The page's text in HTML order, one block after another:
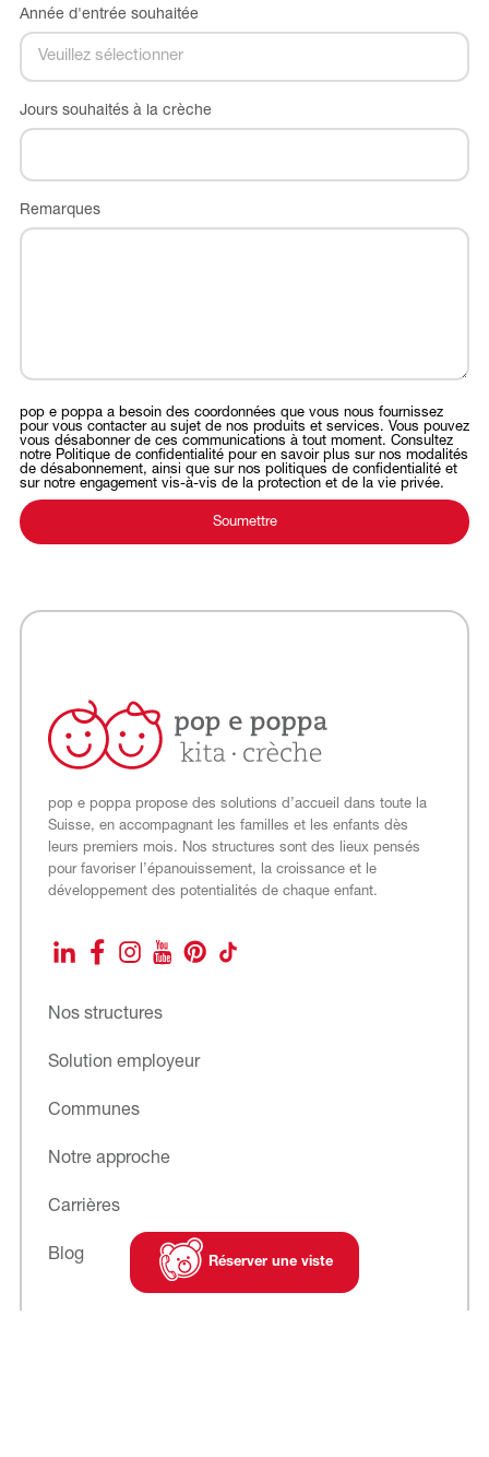
Réserver une viste
Année d'entrée souhaitée
Jours souhaités à la crèche
Remarques
pop e poppa a besoin des coordonnées que vous nous fournissez
pour vous contacter au sujet de nos produits et services. Vous pouvez
vous désabonner de ces communications à tout moment. Consultez
notre Politique de confidentialité pour en savoir plus sur nos modalités
de désabonnement, ainsi que sur nos politiques de confidentialité et
sur notre engagement vis-à-vis de la protection et de la vie privée.
pop e poppa propose des solutions d’accueil dans toute la
Suisse, en accompagnant les familles et les enfants dès
leurs premiers mois. Nos structures sont des lieux pensés
pour favoriser l’épanouissement, la croissance et le
développement des potentialités de chaque enfant.
LinkedInFacebookInstagram
YouTubePinterestTikTok
Nos structures
Solution employeur
Communes
Notre approche
Carrières
Blog